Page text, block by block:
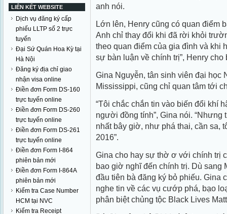
LIÊN KẾT WEBSITE
Dịch vụ đăng ký cấp
phiếu LLTP số 2 trực
tuyến
Đại Sứ Quán Hoa Kỳ tại
Hà Nội
Đăng ký địa chỉ giao
nhận visa online
Điền đơn Form DS-160
trực tuyến online
Điền đơn Form DS-260
trực tuyến online
Điền đơn Form DS-261
trực tuyến online
Điền đơn Form I-864
phiên bản mới
Điền đơn Form I-864A
phiên bản mới
Kiểm tra Case Number
HCM tại NVC
Kiểm tra Receipt
anh nói.
Lớn lên, Henry cũng có quan điểm
Anh chỉ thay đổi khi đã rời khỏi
theo quan điểm của gia đình và khi
sự bàn luận về chính trị”, Henry cho
Gina Nguyễn, tân sinh viên đại học
Mississippi, cũng chỉ quan tâm tới
“Tôi chắc chắn tin vào biến đổi khí
người đồng tính”, Gina nói. “Nhưng
nhất bây giờ, như phá thai, cần sa,
2016”.
Gina cho hay sự thờ ơ với chính trị
bao giờ nghĩ đến chính trị. Dù sang
đầu tiên bà đăng ký bỏ phiếu. Gina
nghe tin về các vụ cướp phá, bạo
phân biệt chủng tộc Black Lives